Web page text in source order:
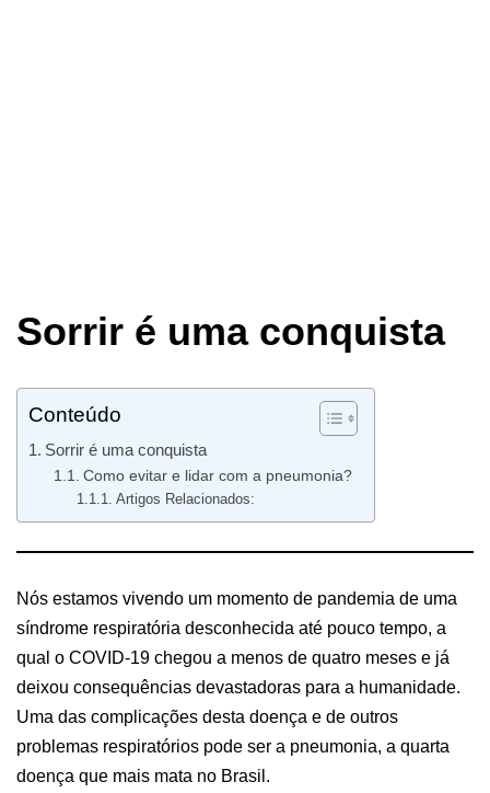
Sorrir é uma conquista
Conteúdo
Sorrir é uma conquista
Como evitar e lidar com a pneumonia?
Artigos Relacionados:
Nós estamos vivendo um momento de pandemia de uma
síndrome respiratória desconhecida até pouco tempo, a
qual o COVID-19 chegou a menos de quatro meses e já
deixou consequências devastadoras para a humanidade.
Uma das complicações desta doença e de outros
problemas respiratórios pode ser a pneumonia, a quarta
doença que mais mata no Brasil.